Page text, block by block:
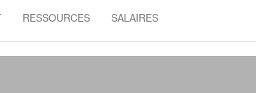
RESSOURCES SALAIRES